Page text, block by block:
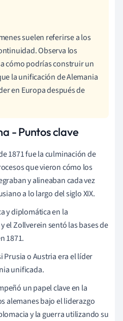
suelen referirse a los
Observa los
cómo podrías construir un
la unificación de Alemania
en Europa después de
- Puntos clave
1871 fue la culminación de
que vieron cómo los
y alineaban cada vez
a lo largo del siglo XIX.
y diplomática en la
el Zollverein sentó las bases de
1871.
Prusia o Austria era el líder
unificada.
un papel clave en la
alemanes bajo el liderazgo
y la guerra utilizando su